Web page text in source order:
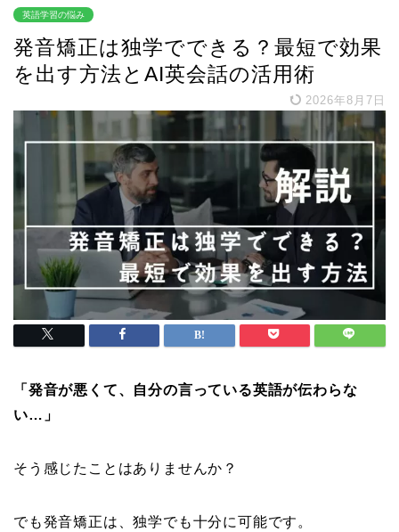
英語学習の悩み
発音矯正は独学でできる？最短で効果
を出す方法とAI英会話の活用術
2026年8月7日
「発音が悪くて、自分の言っている英語が伝わらな
い…」
そう感じたことはありませんか？
でも発音矯正は、独学でも十分に可能です。